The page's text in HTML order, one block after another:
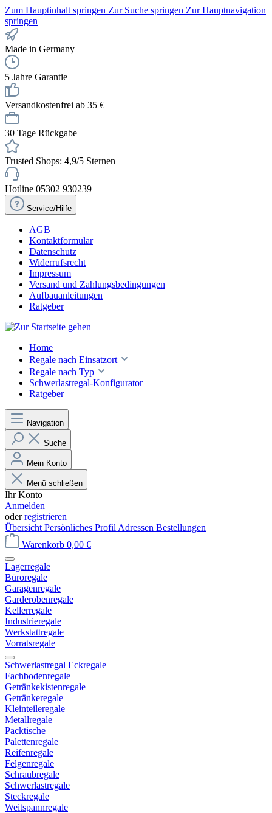
Zum Hauptinhalt springen Zur Suche springen Zur Hauptnavigation
springen
Made in Germany
5 Jahre Garantie
Versandkostenfrei ab 35 €
30 Tage Rückgabe
Trusted Shops: 4,9/5 Sternen
Hotline 05302 930239
Service/Hilfe
AGB
Kontaktformular
Datenschutz
Widerrufsrecht
Impressum
Versand und Zahlungsbedingungen
Aufbauanleitungen
Ratgeber
Home
Regale nach Einsatzort
Regale nach Typ
Schwerlastregal-Konfigurator
Ratgeber
Navigation
Suche
Mein Konto
Menü schließen
Ihr Konto
Anmelden
oderregistrieren
Übersicht Persönliches Profil Adressen Bestellungen
Warenkorb 0,00 €
Lagerregale
Büroregale
Garagenregale
Garderobenregale
Kellerregale
Industrieregale
Werkstattregale
Vorratsregale
Schwerlastregal Eckregale
Fachbodenregale
Getränkekistenregale
Getränkeregale
Kleinteileregale
Metallregale
Packtische
Palettenregale
Reifenregale
Felgenregale
Schraubregale
Schwerlastregale
Steckregale
Weitspannregale